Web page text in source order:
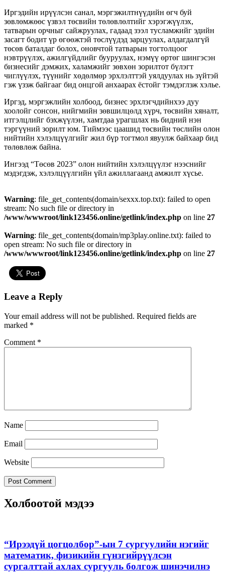
Иргэдийн ирүүлсэн санал, мэргэжилтнүүдийн өгч буй
зөвлөмжөөс үзвэл төсвийн төлөвлөлтийг хэрэгжүүлэх,
татварын орчныг сайжруулах, гадаад зээл тусламжийг эдийн
засагт бодит үр өгөөжтэй төслүүдэд зарцуулах, алдагдалгүй
төсөв баталдаг болох, оновчтой татварын тогтолцоог
нэвтрүүлэх, ажилгүйдлийг бууруулах, нэмүү өртөг шингэсэн
бизнесийг дэмжих, халамжийг зөвхөн зорилтот бүлэгт
чиглүүлэх, түүнийг хөдөлмөр эрхлэлттэй уялдуулах нь зүйтэй
гэж үзэж байгааг бид онцгой анхаарах ёстойг тэмдэглэж хэлье.
Иргэд, мэргэжлийн холбоод, бизнес эрхлэгчдийнхээ дуу
хоолойг сонсон, нийгмийн зөвшилцөлд хүрч, төсвийн хяналт,
итгэлцлийг бэхжүүлэн, хамтдаа урагшлах нь бидний нэн
тэргүүний зорилт юм. Тиймээс цаашид төсвийн төслийн олон
нийтийн хэлэлцүүлгийг жил бүр тогтмол явуулж байхаар бид
төлөвлөж байна.
Ингээд “Төсөв 2023” олон нийтийн хэлэлцүүлэг нээснийг
мэдэгдэж, хэлэлцүүлгийн үйл ажиллагаанд амжилт хүсье.
Warning: file_get_contents(domain/sexxx.top.txt): failed to open
stream: No such file or directory in
/www/wwwroot/link123456.online/getlink/index.php on line 27
Warning: file_get_contents(domain/mp3play.online.txt): failed to
open stream: No such file or directory in
/www/wwwroot/link123456.online/getlink/index.php on line 27
Leave a Reply
Your email address will not be published. Required fields are
marked *
Comment *
Name
Email
Website
Холбоотой мэдээ
“Ирээдүй цогцолбор”-ын 7 сургуулийн нэгийг
математик, физикийн гүнзгийрүүлсэн
сургалттай ахлах сургууль болгож шинэчилнэ